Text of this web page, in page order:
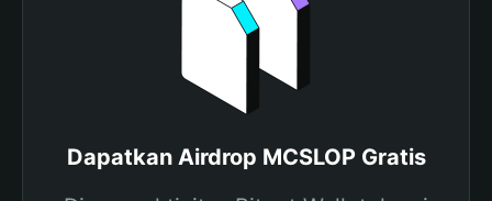
Dapatkan Airdrop MCSLOP Gratis